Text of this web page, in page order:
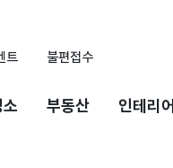
트 불편접수
부동산 인테리어